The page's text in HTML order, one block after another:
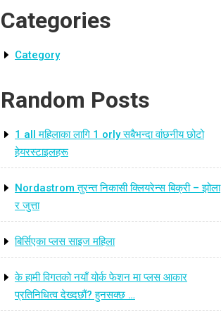
Categories
Category
Random Posts
1 all महिलाका लागि 1 orly सबैभन्दा वांछनीय छोटो
हेयरस्टाइलहरू
Nordastrom तुरन्त निकासी क्लियरेन्स बिक्री – झोला
र जुत्ता
बिर्सिएका प्लस साइज महिला
के हामी विगतको नयाँ योर्क फेशन मा प्लस आकार
प्रतिनिधित्व देख्दछौं? हुनसक्छ …